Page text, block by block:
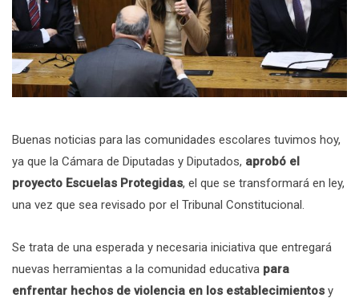
Buenas noticias para las comunidades escolares tuvimos hoy,
ya que la Cámara de Diputadas y Diputados, aprobó el
proyecto Escuelas Protegidas, el que se transformará en ley,
una vez que sea revisado por el Tribunal Constitucional.
Se trata de una esperada y necesaria iniciativa que entregará
nuevas herramientas a la comunidad educativa para
enfrentar hechos de violencia en los establecimientos y